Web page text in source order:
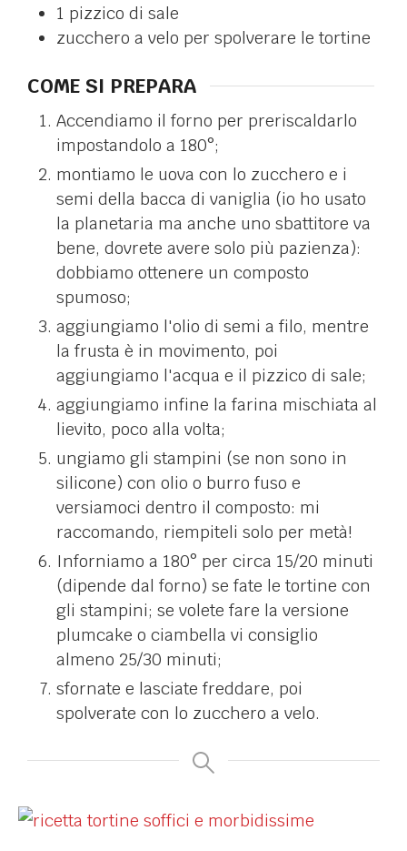
1 pizzico di sale
zucchero a velo per spolverare le tortine
COME SI PREPARA
Accendiamo il forno per preriscaldarlo
impostandolo a 180°;
montiamo le uova con lo zucchero e i
semi della bacca di vaniglia (io ho usato
la planetaria ma anche uno sbattitore va
bene, dovrete avere solo più pazienza):
dobbiamo ottenere un composto
spumoso;
aggiungiamo l'olio di semi a filo, mentre
la frusta è in movimento, poi
aggiungiamo l'acqua e il pizzico di sale;
aggiungiamo infine la farina mischiata al
lievito, poco alla volta;
ungiamo gli stampini (se non sono in
silicone) con olio o burro fuso e
versiamoci dentro il composto: mi
raccomando, riempiteli solo per metà!
Inforniamo a 180° per circa 15/20 minuti
(dipende dal forno) se fate le tortine con
gli stampini; se volete fare la versione
plumcake o ciambella vi consiglio
almeno 25/30 minuti;
sfornate e lasciate freddare, poi
spolverate con lo zucchero a velo.